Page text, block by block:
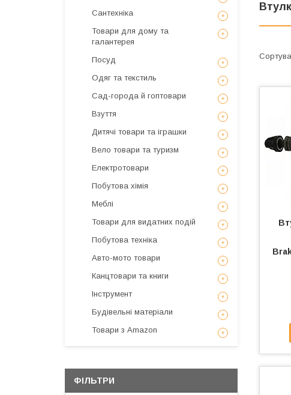
Сантехніка
Товари для дому та
галантерея
Посуд
Одяг та текстиль
Сад-города й гоптовари
Взуття
Дитячі товари та іграшки
Вело товари та туризм
Електротовари
Побутова хімія
Меблі
Товари для видатних подій
Побутова техніка
Авто-мото товари
Канцтовари та книги
Інструмент
Будівельні матеріали
Товари з Amazon
ФІЛЬТРИ